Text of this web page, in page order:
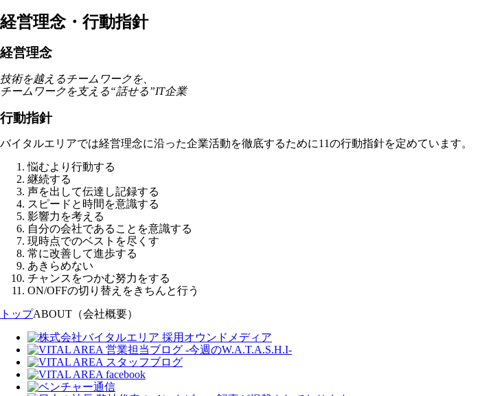
経営理念・行動指針
経営理念
技術を越えるチームワークを、
チームワークを支える“話せる”IT企業
行動指針
バイタルエリアでは経営理念に沿った企業活動を徹底するために11の行動指針を定めています。
悩むより行動する
継続する
声を出して伝達し記録する
スピードと時間を意識する
影響力を考える
自分の会社であることを意識する
現時点でのベストを尽くす
常に改善して進歩する
あきらめない
チャンスをつかむ努力をする
ON/OFFの切り替えをきちんと行う
トップABOUT（会社概要）